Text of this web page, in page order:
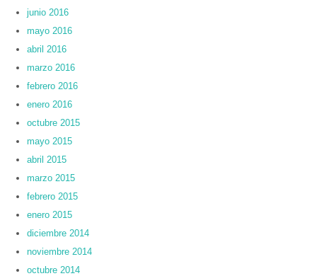
junio 2016
mayo 2016
abril 2016
marzo 2016
febrero 2016
enero 2016
octubre 2015
mayo 2015
abril 2015
marzo 2015
febrero 2015
enero 2015
diciembre 2014
noviembre 2014
octubre 2014